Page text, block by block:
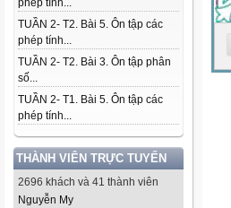
phép tính...
TUẦN 2- T2. Bài 5. Ôn tập các
phép tính...
TUẦN 2- T2. Bài 3. Ôn tập phân
số...
TUẦN 2- T1. Bài 5. Ôn tập các
phép tính...
THÀNH VIÊN TRỰC TUYẾN
2696 khách và 41 thành viên
Nguyễn My